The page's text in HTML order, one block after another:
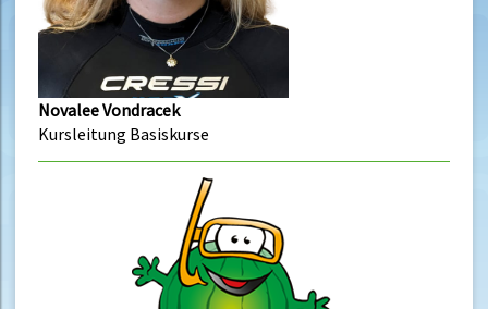
Novalee Vondracek
Kursleitung Basiskurse